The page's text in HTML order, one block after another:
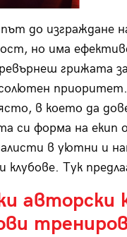
до изграждане
но има
грижата
в което да
си форма на
в уютни и
клубове. Тук
авторски